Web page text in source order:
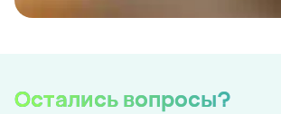
Остались вопросы?